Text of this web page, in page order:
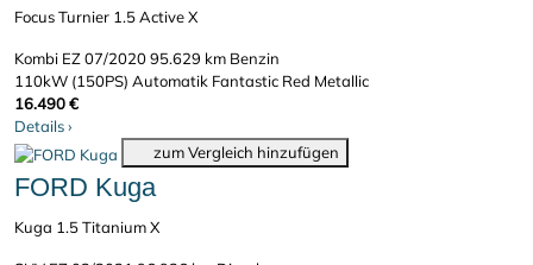
Focus Turnier 1.5 Active X
Kombi EZ 07/202095.629 km Benzin
110kW (150PS) Automatik Fantastic Red Metallic
16.490 €
Details›
zum Vergleich hinzufügen
FORD Kuga
Kuga 1.5 Titanium X